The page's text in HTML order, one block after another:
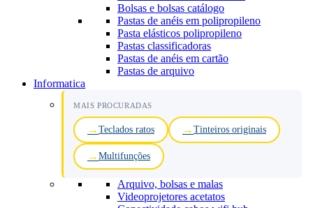
Bolsas e bolsas catálogo
Pastas de anéis em polipropileno
Pasta elásticos polipropileno
Pastas classificadoras
Pastas de anéis em cartão
Pastas de arquivo
Informatica
MAIS PROCURADAS
Teclados ratos Tinteiros originais
Multifunções
Arquivo, bolsas e malas
Videoprojetores acetatos